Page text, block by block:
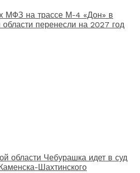
МФЗ на трассе М-4 «Дон» в
области перенесли на 2027 год
области Чебурашка идет в суд
Шахтинского